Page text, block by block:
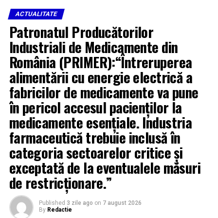
RELATED TOPICS:
CERCETAT DE POLIȚIȘTII DIN MOINEȘTI PENTRU COMITEREA
INFRACȚIUNII DE FURT CALIFICAT.
STIRILE PLUS TV BACAU
UP NEXT
Școala de vară la muzeu
DON'T MISS
Piața abundă de legume și fructe
ACTUALITATE
Patronatul Producătorilor
Industriali de Medicamente din
România (PRIMER):“Întreruperea
alimentării cu energie electrică a
fabricilor de medicamente va pune
în pericol accesul pacienților la
medicamente esențiale. Industria
farmaceutică trebuie inclusă în
categoria sectoarelor critice și
exceptată de la eventualele măsuri
de restricționare.”
Published 3 zile ago on 7 august 2026
By Redactie